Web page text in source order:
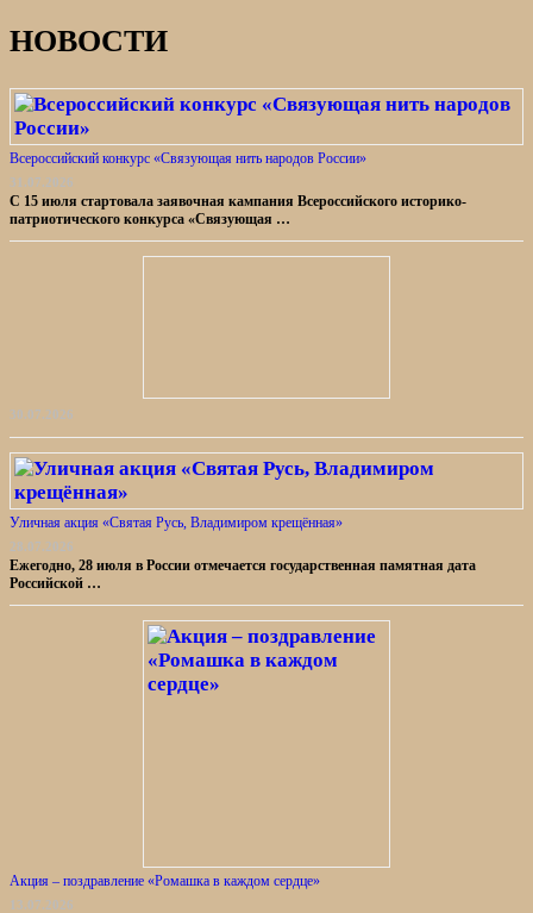
НОВОСТИ
Всероссийский конкурс «Связующая нить народов России»
31.07.2026
С 15 июля стартовала заявочная кампания Всероссийского историко-
патриотического конкурса «Связующая …
30.07.2026
Уличная акция «Святая Русь, Владимиром крещённая»
28.07.2026
Ежегодно, 28 июля в России отмечается государственная памятная дата
Российской …
Акция – поздравление «Ромашка в каждом сердце»
13.07.2026